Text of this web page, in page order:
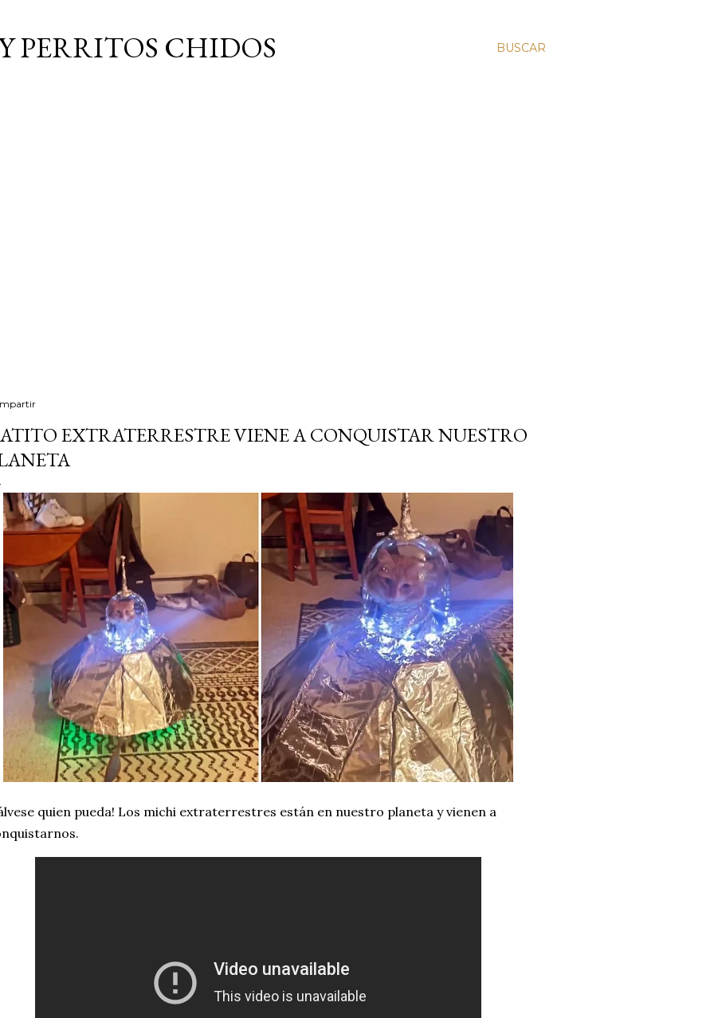
BUSCAR
PERRITOS CHIDOS
EXTRATERRESTRE VIENE A CONQUISTAR NUESTRO
quien pueda! Los michi extraterrestres están en nuestro planeta y vienen a